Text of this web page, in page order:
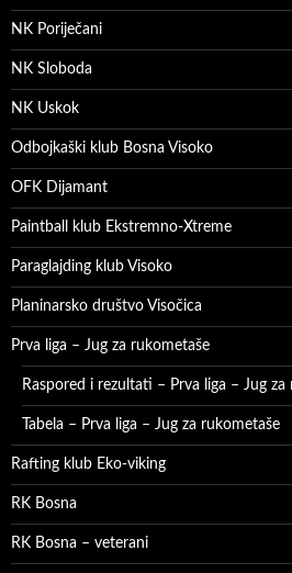
NK Poriječani
NK Sloboda
NK Uskok
Odbojkaški klub Bosna Visoko
OFK Dijamant
Paintball klub Ekstremno-Xtreme
Paraglajding klub Visoko
Planinarsko društvo Visočica
Prva liga – Jug za rukometaše
Raspored i rezultati – Prva liga – Jug za
Tabela – Prva liga – Jug za rukometaše
Rafting klub Eko-viking
RK Bosna
RK Bosna – veterani